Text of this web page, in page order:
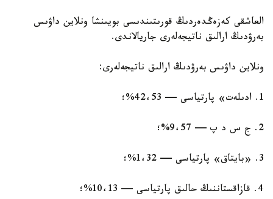
العاشقى كەزەڭدەردىڭ قورىتىندىسى بويىنشا ونلاين داۋىس
بەرۋدىڭ ارالىق ناتيجەلەرى جاريالاندى.
ونلاين داۋىس بەرۋدىڭ ارالىق ناتيجەلەرى:
1. ادىلەت» پارتياسى — 42،53%؛
2. ج س د پ — 9،57%؛
3. «بايتاق» پارتياسى — 1،32%؛
4. قازاقستاننىڭ حالىق پارتياسى — 10،13%؛